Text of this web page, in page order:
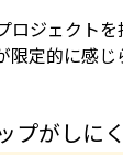
ロジェクト
限定的に感じ
プがしに